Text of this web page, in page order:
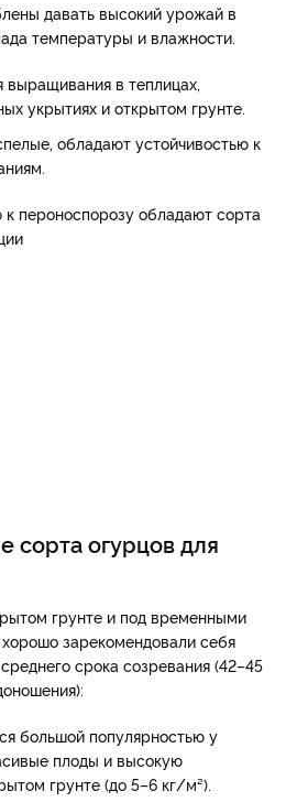
давать высокий урожай в
температуры и влажности.
выращивания в теплицах,
укрытиях и открытом грунте.
обладают устойчивостью к
пероноспорозу обладают сорта
сорта огурцов для
грунте и под временными
зарекомендовали себя
срока созревания (42–45
большой популярностью у
плоды и высокую
грунте (до 5–6 кг/м²).